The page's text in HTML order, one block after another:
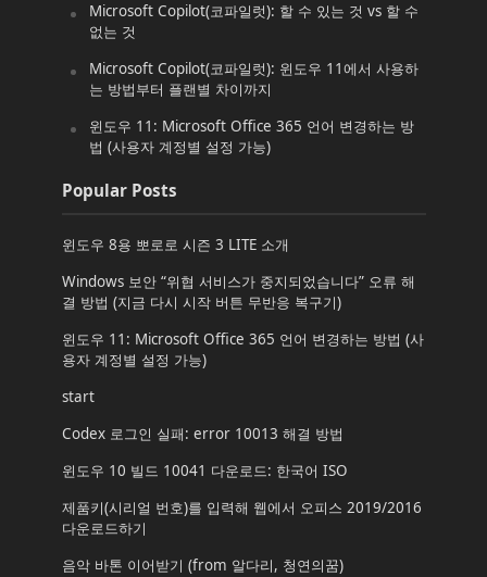
Microsoft Copilot(코파일럿): 할 수 있는 것 vs 할 수
없는 것
Microsoft Copilot(코파일럿): 윈도우 11에서 사용하
는 방법부터 플랜별 차이까지
윈도우 11: Microsoft Office 365 언어 변경하는 방
법 (사용자 계정별 설정 가능)
Popular Posts
윈도우 8용 뽀로로 시즌 3 LITE 소개
Windows 보안 “위협 서비스가 중지되었습니다” 오류 해
결 방법 (지금 다시 시작 버튼 무반응 복구기)
윈도우 11: Microsoft Office 365 언어 변경하는 방법 (사
용자 계정별 설정 가능)
start
Codex 로그인 실패: error 10013 해결 방법
윈도우 10 빌드 10041 다운로드: 한국어 ISO
제품키(시리얼 번호)를 입력해 웹에서 오피스 2019/2016
다운로드하기
음악 바톤 이어받기 (from 알다리, 청연의꿈)